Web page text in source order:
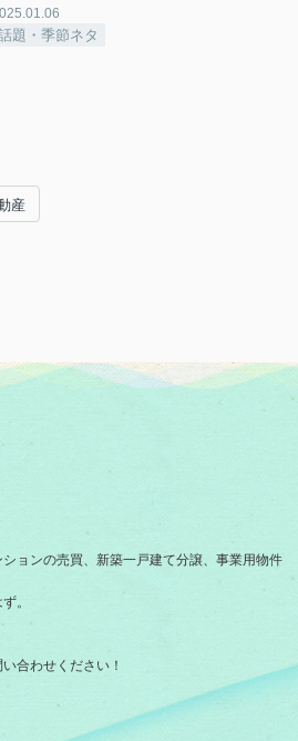
題・季節ネタ
産
ョンの売買、新築一戸建て分譲、事業用物件
。
合わせください！